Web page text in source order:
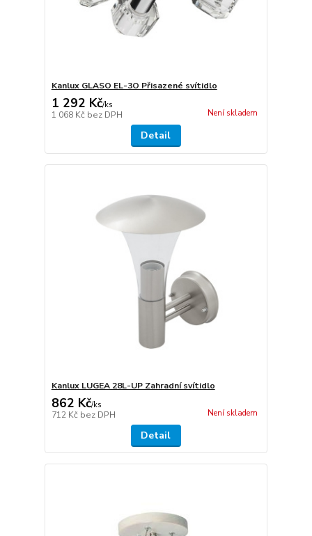
Kanlux GLASO EL-3O Přisazené svítidlo
1 292 Kč/ks
1 068 Kč bez DPH Není skladem
Detail
Kanlux LUGEA 28L-UP Zahradní svítidlo
862 Kč/ks
712 Kč bez DPH Není skladem
Detail